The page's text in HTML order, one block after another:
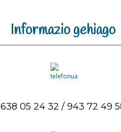
Informazio gehiago
638 05 24 32 / 943 72 49